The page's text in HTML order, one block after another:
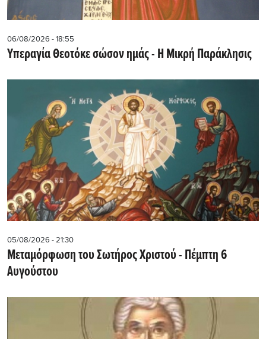
06/08/2026 - 18:55
Υπεραγία Θεοτόκε σώσον ημάς - Η Μικρή Παράκλησις
05/08/2026 - 21:30
Μεταμόρφωση του Σωτήρος Χριστού - Πέμπτη 6
Αυγούστου